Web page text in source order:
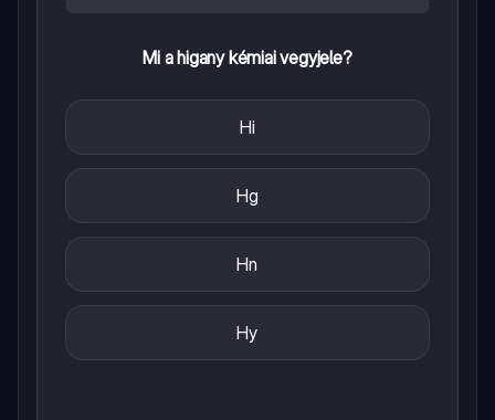
Mi a higany kémiai vegyjele?
Hi
Hg
Hn
Hy